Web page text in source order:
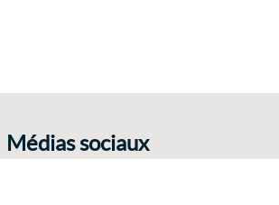
Médias sociaux